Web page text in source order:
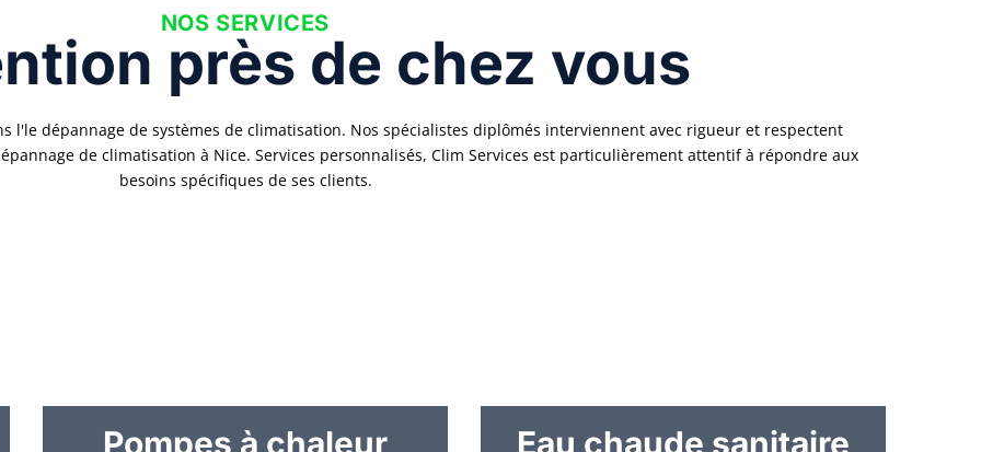
NOS SERVICES
près de chez vous
l'le dépannage de systèmes de climatisation. Nos spécialistes diplômés interviennent avec rigueur et respectent
de climatisation à Nice. Services personnalisés, Clim Services est particulièrement attentif à répondre aux
besoins spécifiques de ses clients.
Pompes à chaleur Eau chaude sanitaire